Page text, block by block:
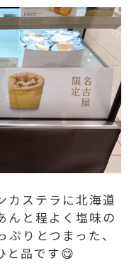
カステラに北海道
んと程よく塩味の
りとつまった、
と品です😋